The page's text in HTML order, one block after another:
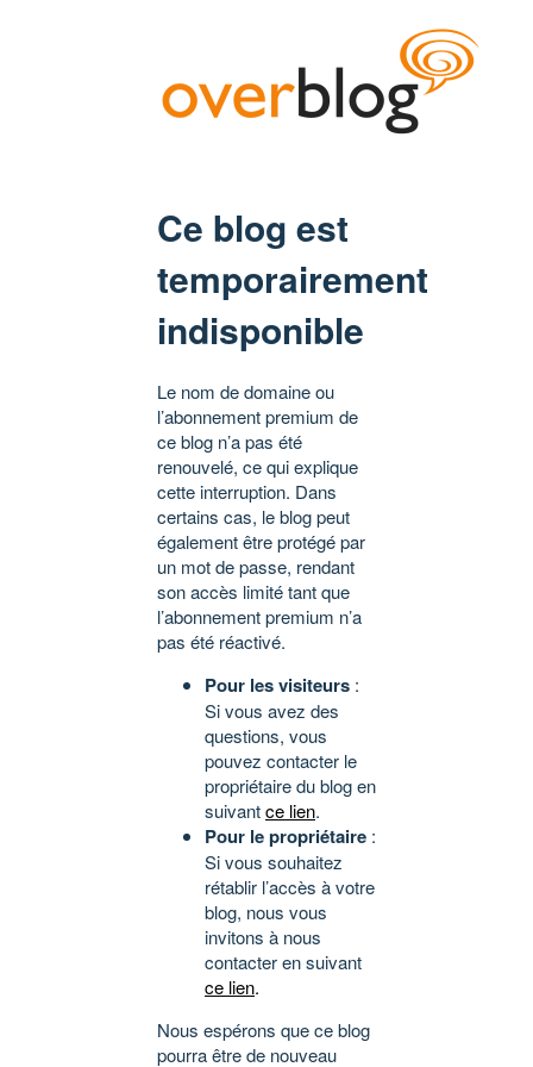
Ce blog est
temporairement
indisponible
Le nom de domaine ou
l’abonnement premium de
ce blog n’a pas été
renouvelé, ce qui explique
cette interruption. Dans
certains cas, le blog peut
également être protégé par
un mot de passe, rendant
son accès limité tant que
l’abonnement premium n’a
pas été réactivé.
Pour les visiteurs :
Si vous avez des
questions, vous
pouvez contacter le
propriétaire du blog en
suivantce lien.
Pour le propriétaire :
Si vous souhaitez
rétablir l’accès à votre
blog, nous vous
invitons à nous
contacter en suivant
ce lien.
Nous espérons que ce blog
pourra être de nouveau